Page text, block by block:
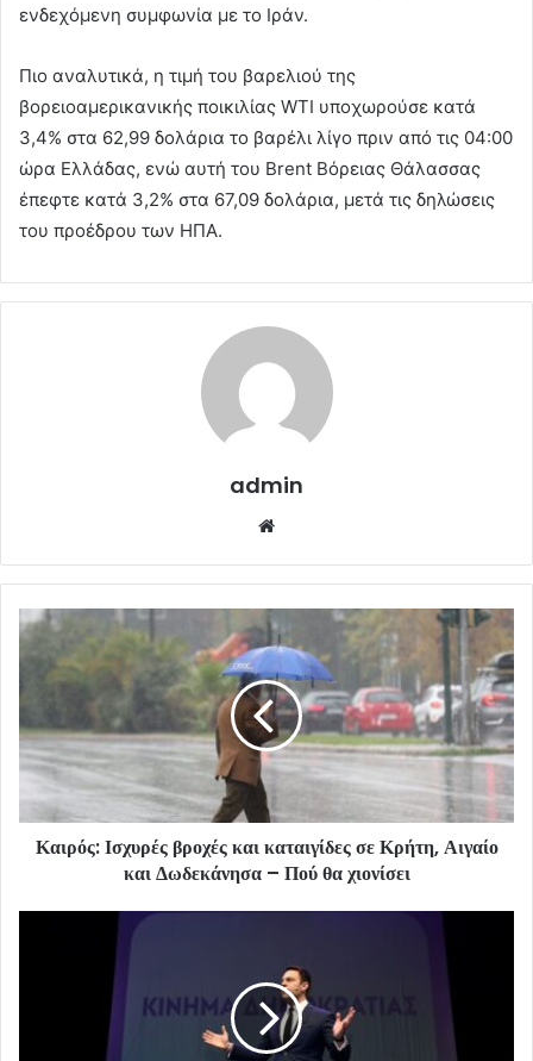
ενδεχόμενη συμφωνία με το Ιράν.
Πιο αναλυτικά, η τιμή του βαρελιού της
βορειοαμερικανικής ποικιλίας WTI υποχωρούσε κατά
3,4% στα 62,99 δολάρια το βαρέλι λίγο πριν από τις 04:00
ώρα Ελλάδας, ενώ αυτή του Brent Βόρειας Θάλασσας
έπεφτε κατά 3,2% στα 67,09 δολάρια, μετά τις δηλώσεις
του προέδρου των ΗΠΑ.
admin
Καιρός: Ισχυρές βροχές και καταιγίδες σε Κρήτη, Αιγαίο
και Δωδεκάνησα – Πού θα χιονίσει